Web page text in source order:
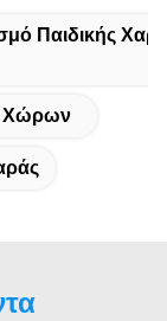
Παιδικής
Χώρων